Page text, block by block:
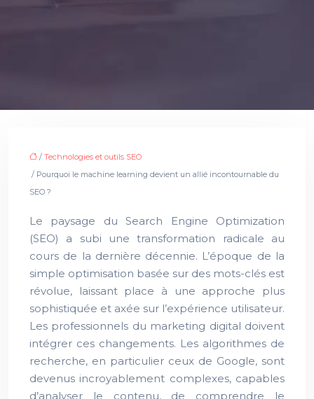
/ Technologies et outils SEO
/ Pourquoi le machine learning devient un allié incontournable du
SEO ?
Le paysage du Search Engine Optimization
(SEO) a subi une transformation radicale au
cours de la dernière décennie. L’époque de la
simple optimisation basée sur des mots-clés est
révolue, laissant place à une approche plus
sophistiquée et axée sur l’expérience utilisateur.
Les professionnels du marketing digital doivent
intégrer ces changements. Les algorithmes de
recherche, en particulier ceux de Google, sont
devenus incroyablement complexes, capables
d’analyser le contenu, de comprendre le